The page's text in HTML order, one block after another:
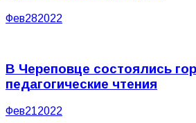
Фев282022
В Череповце состоялись
педагогические чтения
Фев212022